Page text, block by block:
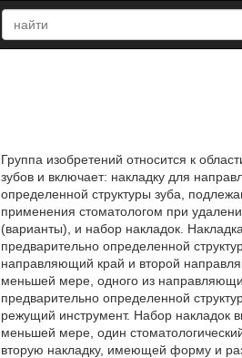
Группа изобретений относится к
зубов и включает: накладку для
определенной структуры зуба,
применения стоматологом при
(варианты), и набор накладок.
предварительно определенной
направляющий край и второй
меньшей мере, одного из
предварительно определенной
режущий инструмент. Набор накладок
меньшей мере, один
вторую накладку, имеющей форму и